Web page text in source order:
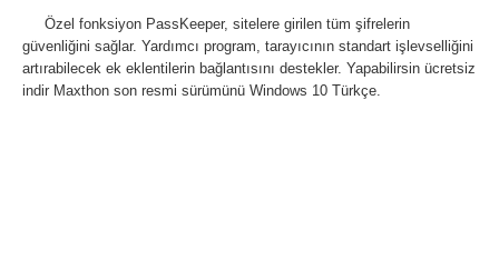
Özel fonksiyon PassKeeper, sitelere girilen tüm şifrelerin
güvenliğini sağlar. Yardımcı program, tarayıcının standart işlevselliğini
artırabilecek ek eklentilerin bağlantısını destekler. Yapabilirsin ücretsiz
indir Maxthon son resmi sürümünü Windows 10 Türkçe.